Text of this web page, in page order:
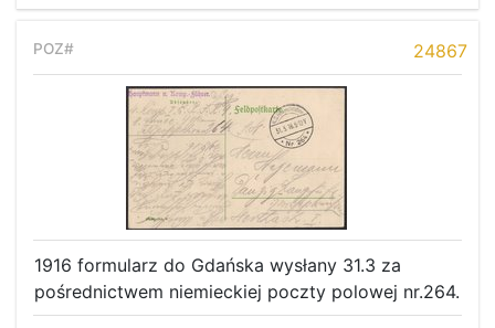
24867
1916 formularz do Gdańska wysłany 31.3 za
pośrednictwem niemieckiej poczty polowej nr.264.